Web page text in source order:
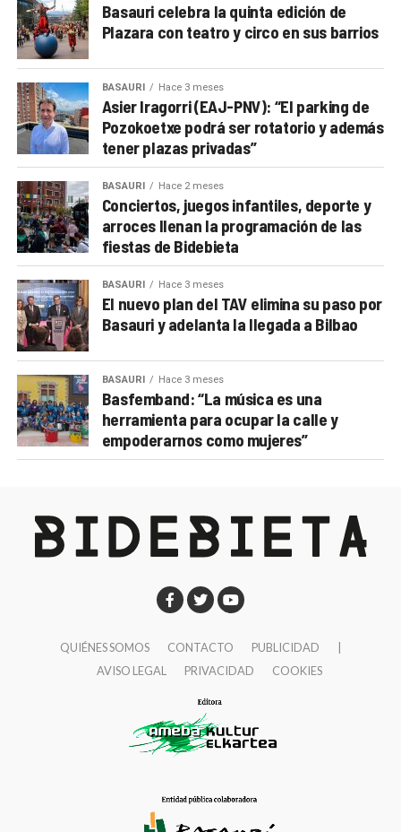
Basauri celebra la quinta edición de
Plazara con teatro y circo en sus barrios
BASAURI Hace 3 meses
Asier Iragorri (EAJ-PNV): “El parking de
Pozokoetxe podrá ser rotatorio y además
tener plazas privadas”
BASAURI Hace 2 meses
Conciertos, juegos infantiles, deporte y
arroces llenan la programación de las
fiestas de Bidebieta
BASAURI Hace 3 meses
El nuevo plan del TAV elimina su paso por
Basauri y adelanta la llegada a Bilbao
BASAURI Hace 3 meses
Basfemband: “La música es una
herramienta para ocupar la calle y
empoderarnos como mujeres”
QUIÉNES SOMOS CONTACTO PUBLICIDAD
AVISO LEGAL
PRIVACIDAD COOKIES